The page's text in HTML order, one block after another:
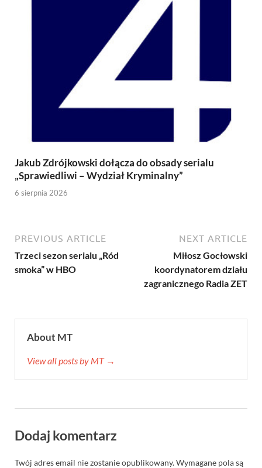
Jakub Zdrójkowski dołącza do obsady serialu
„Sprawiedliwi – Wydział Kryminalny”
6 sierpnia 2026
PREVIOUS ARTICLE
Trzeci sezon serialu „Ród
smoka” w HBO
NEXT ARTICLE
Miłosz Gocłowski
koordynatorem działu
zagranicznego Radia ZET
About MT
View all posts by MT →
Dodaj komentarz
Twój adres email nie zostanie opublikowany.Wymagane pola są